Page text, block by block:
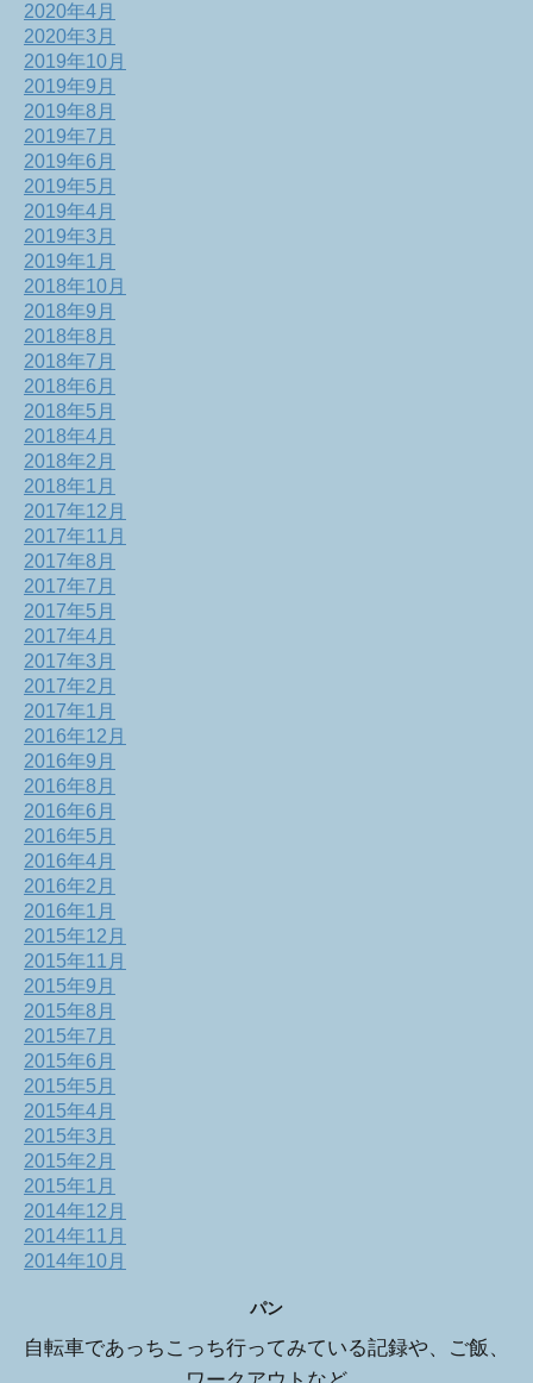
2020年4月
2020年3月
2019年10月
2019年9月
2019年8月
2019年7月
2019年6月
2019年5月
2019年4月
2019年3月
2019年1月
2018年10月
2018年9月
2018年8月
2018年7月
2018年6月
2018年5月
2018年4月
2018年2月
2018年1月
2017年12月
2017年11月
2017年8月
2017年7月
2017年5月
2017年4月
2017年3月
2017年2月
2017年1月
2016年12月
2016年9月
2016年8月
2016年6月
2016年5月
2016年4月
2016年2月
2016年1月
2015年12月
2015年11月
2015年9月
2015年8月
2015年7月
2015年6月
2015年5月
2015年4月
2015年3月
2015年2月
2015年1月
2014年12月
2014年11月
2014年10月
パン
自転車であっちこっち行ってみている記録や、ご飯、